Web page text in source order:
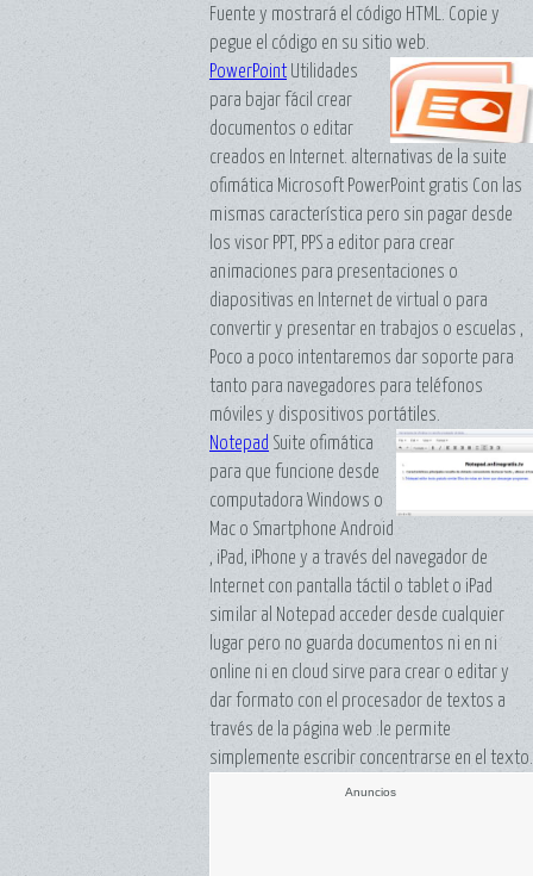
Fuente y mostrará el código HTML. Copie y
pegue el código en su sitio web.
PowerPoint Utilidades
para bajar fácil crear
documentos o editar
creados en Internet. alternativas de la suite
ofimática Microsoft PowerPoint gratis Con las
mismas característica pero sin pagar desde
los visor PPT, PPS a editor para crear
animaciones para presentaciones o
diapositivas en Internet de virtual o para
convertir y presentar en trabajos o escuelas ,
Poco a poco intentaremos dar soporte para
tanto para navegadores para teléfonos
móviles y dispositivos portátiles.
Notepad Suite ofimática
para que funcione desde
computadora Windows o
Mac o Smartphone Android
, iPad, iPhone y a través del navegador de
Internet con pantalla táctil o tablet o iPad
similar al Notepad acceder desde cualquier
lugar pero no guarda documentos ni en ni
online ni en cloud sirve para crear o editar y
dar formato con el procesador de textos a
través de la página web .le permite
simplemente escribir concentrarse en el texto.
Anuncios